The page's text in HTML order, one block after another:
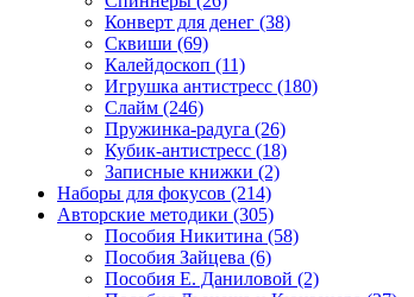
Конверт для денег (38)
Сквиши (69)
Калейдоскоп (11)
Игрушка антистресс (180)
Слайм (246)
Пружинка-радуга (26)
Кубик-антистресс (18)
Записные книжки (2)
Наборы для фокусов (214)
Авторские методики (305)
Пособия Никитина (58)
Пособия Зайцева (6)
Пособия Е. Даниловой (2)